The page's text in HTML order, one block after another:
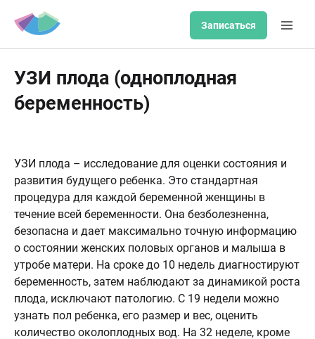
Записаться
УЗИ плода (одноплодная
беременность)
УЗИ плода – исследование для оценки состояния и
развития будущего ребенка. Это стандартная
процедура для каждой беременной женщины в
течение всей беременности. Она безболезненна,
безопасна и дает максимально точную информацию
о состоянии женских половых органов и малыша в
утробе матери. На сроке до 10 недель диагностируют
беременность, затем наблюдают за динамикой роста
плода, исключают патологию. С 19 недели можно
узнать пол ребенка, его размер и вес, оценить
количество околоплодных вод. На 32 неделе, кроме